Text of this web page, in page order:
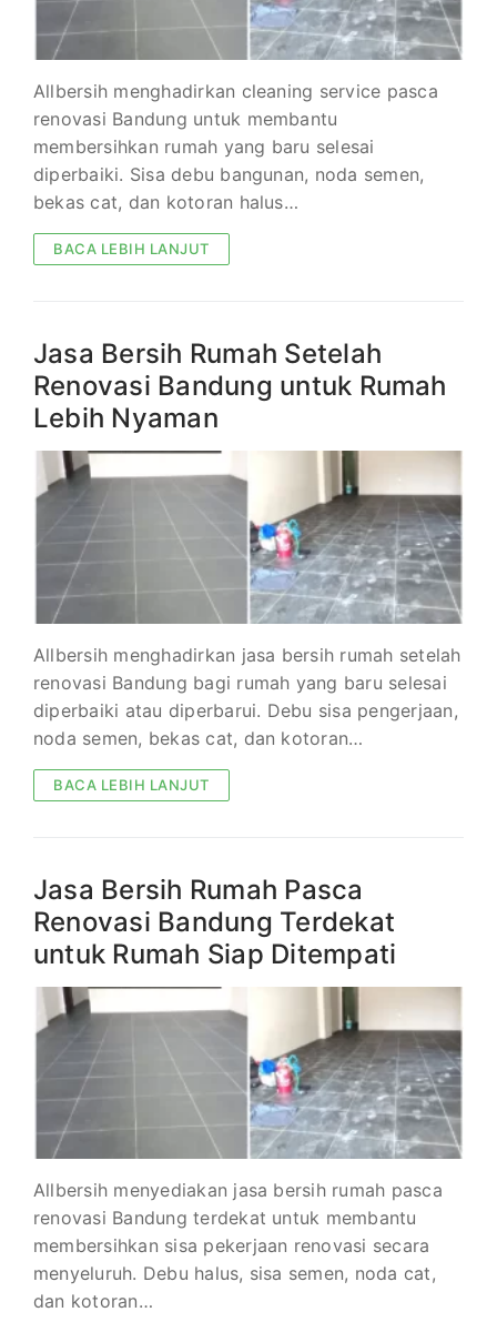
Allbersih menghadirkan cleaning service pasca
renovasi Bandung untuk membantu
membersihkan rumah yang baru selesai
diperbaiki. Sisa debu bangunan, noda semen,
bekas cat, dan kotoran halus…
BACA LEBIH LANJUT
Jasa Bersih Rumah Setelah
Renovasi Bandung untuk Rumah
Lebih Nyaman
Allbersih menghadirkan jasa bersih rumah setelah
renovasi Bandung bagi rumah yang baru selesai
diperbaiki atau diperbarui. Debu sisa pengerjaan,
noda semen, bekas cat, dan kotoran…
BACA LEBIH LANJUT
Jasa Bersih Rumah Pasca
Renovasi Bandung Terdekat
untuk Rumah Siap Ditempati
Allbersih menyediakan jasa bersih rumah pasca
renovasi Bandung terdekat untuk membantu
membersihkan sisa pekerjaan renovasi secara
menyeluruh. Debu halus, sisa semen, noda cat,
dan kotoran…